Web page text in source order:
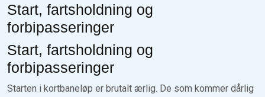
Start, fartsholdning og
forbipasseringer
Start, fartsholdning og
forbipasseringer
Starten i kortbaneløp er brutalt ærlig. De som kommer dårlig